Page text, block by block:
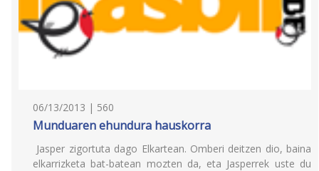
06/13/2013 | 560
Munduaren ehundura hauskorra
Jasper zigortuta dago Elkartean. Omberi deitzen dio, baina
elkarrizketa bat-batean mozten da, eta Jasperrek uste du